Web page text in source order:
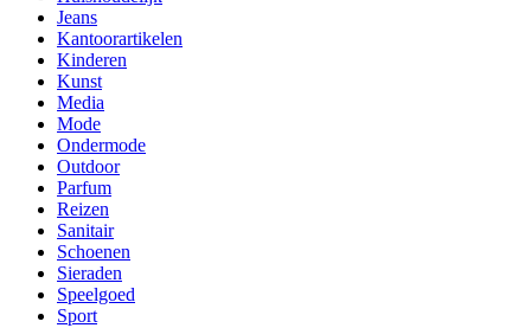
Jeans
Kantoorartikelen
Kinderen
Kunst
Media
Mode
Ondermode
Outdoor
Parfum
Reizen
Sanitair
Schoenen
Sieraden
Speelgoed
Sport